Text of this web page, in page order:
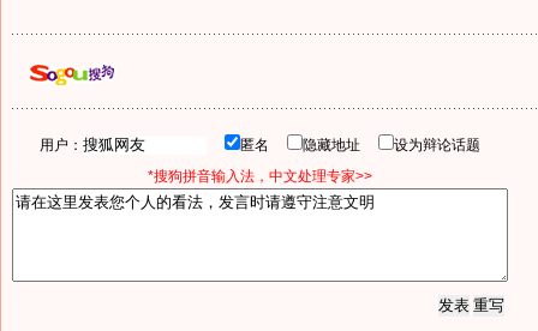
用户： 匿名 隐藏地址
设为辩论话题
*搜狗拼音输入法，中文处理专家>>